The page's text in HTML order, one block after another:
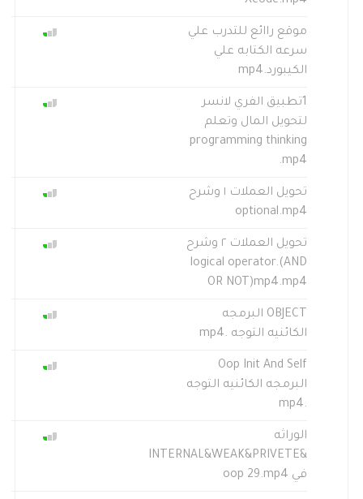
موقع راائع للتدرب علي
سرعه الكتابه علي
الكيبورد.mp4
1تطبيق الفري لانسر
لتحويل المال وتعلم
programming thinking
.mp4
تحويل العملات ١ وشرح
optional.mp4
تحويل العملات ٢ وشرح
logical operator.(AND
OR NOT)mp4.mp4
OBJECT البرمجه
الكائنيه التوجه .mp4
Oop Init And Self
البرمجه الكائنيه التوجه
.mp4
الوراثه
&INTERNAL&WEAK&PRIVETE
في oop 29.mp4